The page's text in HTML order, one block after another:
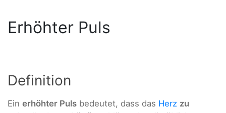
Erhöhter Puls
Definition
Ein erhöhter Puls bedeutet, dass das Herz zu